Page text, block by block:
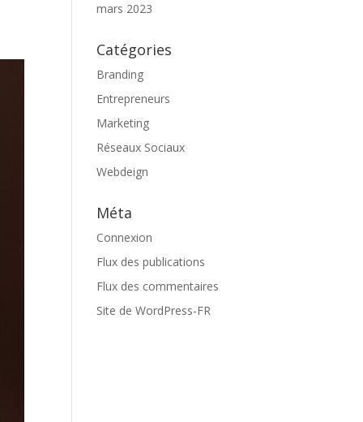
mars 2023
Catégories
Branding
Entrepreneurs
Marketing
Réseaux Sociaux
Webdeign
Méta
Connexion
Flux des publications
Flux des commentaires
Site de WordPress-FR